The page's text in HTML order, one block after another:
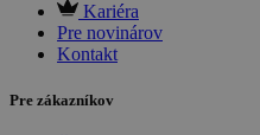
Kariéra
Pre novinárov
Kontakt
Pre zákazníkov